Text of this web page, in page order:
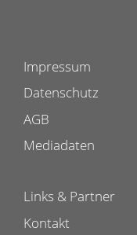
Impressum
Datenschutz
AGB
Mediadaten
Links & Partner
Kontakt